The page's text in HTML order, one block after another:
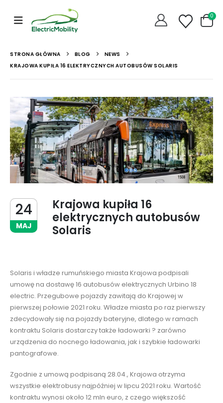
0
STRONA GŁÓWNA BLOG
NEWS
KRAJOWA KUPIŁA 16 ELEKTRYCZNYCH AUTOBUSÓW SOLARIS
24
MAJ
Krajowa kupiła 16
elektrycznych autobusów
Solaris
Solaris i władze rumuńskiego miasta Krajowa podpisali
umowę na dostawę 16 autobusów elektrycznych Urbino 18
electric. Przegubowe pojazdy zawitają do Krajowej w
pierwszej połowie 2021 roku. Władze miasta po raz pierwszy
zdecydowały się na pojazdy bateryjne, dlatego w ramach
kontraktu Solaris dostarczy także ładowarki ? zarówno
urządzenia do nocnego ładowania, jak i szybkie ładowarki
pantografowe.
Zgodnie z umową podpisaną 28.04., Krajowa otrzyma
wszystkie elektrobusy najpóźniej w lipcu 2021 roku. Wartość
kontraktu wynosi około 12 mln euro, z czego większość